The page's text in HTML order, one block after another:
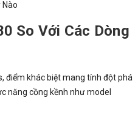
Nào
So Với Các Dòng
điểm khác biệt mang tính đột phá
năng cồng kềnh như model